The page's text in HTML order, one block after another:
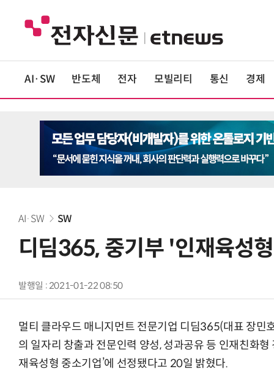
AI·SW 반도체 전자 모빌리티 통신 경제
AI·SW SW
디딤365, 중기부 '인재육성
발행일 : 2021-01-22 08:50
멀티 클라우드 매니지먼트 전문기업 디딤365(대표 장민
의 일자리 창출과 전문인력 양성, 성과공유 등 인재친화
재육성형 중소기업’에 선정됐다고 20일 밝혔다.